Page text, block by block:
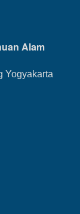
Alam
Yogyakarta